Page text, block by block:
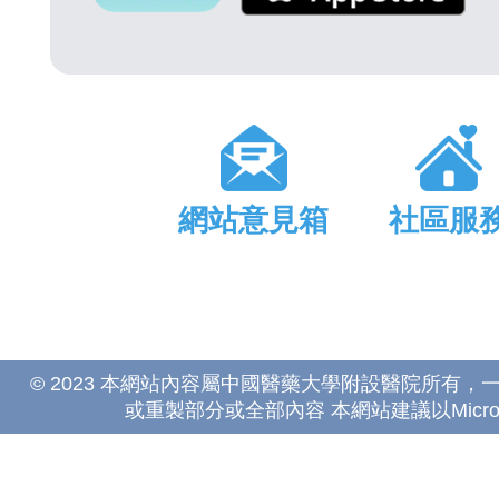
網站意見箱 社區服
© 2023 本網站內容屬中國醫藥大學附設醫院所有，
或重製部分或全部內容 本網站建議以